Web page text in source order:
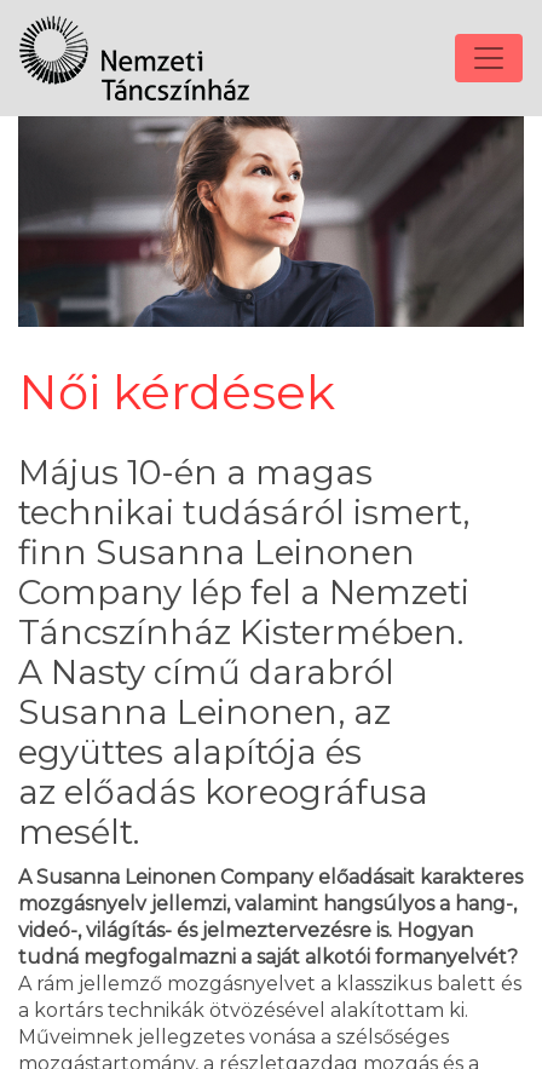
Női kérdések
Május 10-én a magas
technikai tudásáról ismert,
finn Susanna Leinonen
Company lép fel a Nemzeti
Táncszínház Kistermében.
A Nasty című darabról
Susanna Leinonen, az
együttes alapítója és
az előadás koreográfusa
mesélt.
A Susanna Leinonen Company előadásait karakteres
mozgásnyelv jellemzi, valamint hangsúlyos a hang-,
videó-, világítás- és jelmeztervezésre is. Hogyan
tudná megfogalmazni a saját alkotói formanyelvét?
A rám jellemző mozgásnyelvet a klasszikus balett és
a kortárs technikák ötvözésével alakítottam ki.
Műveimnek jellegzetes vonása a szélsőséges
mozgástartomány, a részletgaz­dag moz­gás és a